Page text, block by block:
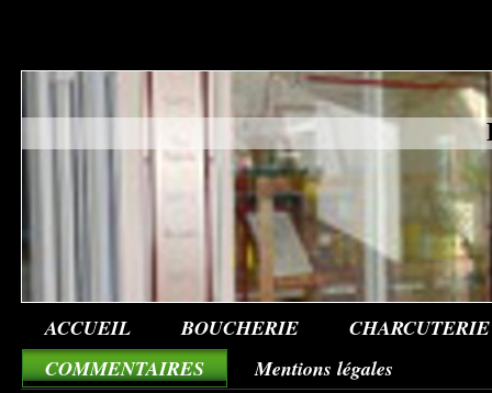
ACCUEIL BOUCHERIE
CHARCUTERIE
COMMENTAIRES
Mentions légales